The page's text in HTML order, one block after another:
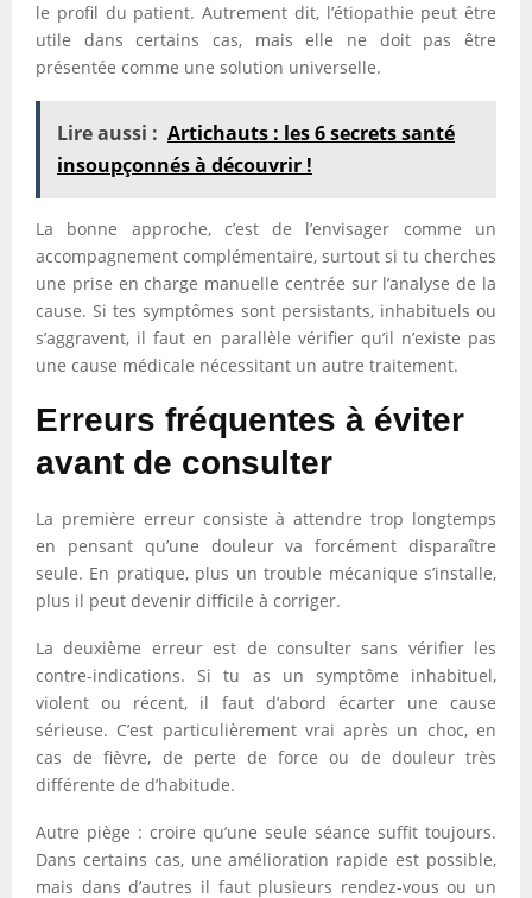
le profil du patient. Autrement dit, l’étiopathie peut être
utile dans certains cas, mais elle ne doit pas être
présentée comme une solution universelle.
Lire aussi : Artichauts : les 6 secrets santé
insoupçonnés à découvrir !
La bonne approche, c’est de l’envisager comme un
accompagnement complémentaire, surtout si tu cherches
une prise en charge manuelle centrée sur l’analyse de la
cause. Si tes symptômes sont persistants, inhabituels ou
s’aggravent, il faut en parallèle vérifier qu’il n’existe pas
une cause médicale nécessitant un autre traitement.
Erreurs fréquentes à éviter
avant de consulter
La première erreur consiste à attendre trop longtemps
en pensant qu’une douleur va forcément disparaître
seule. En pratique, plus un trouble mécanique s’installe,
plus il peut devenir difficile à corriger.
La deuxième erreur est de consulter sans vérifier les
contre-indications. Si tu as un symptôme inhabituel,
violent ou récent, il faut d’abord écarter une cause
sérieuse. C’est particulièrement vrai après un choc, en
cas de fièvre, de perte de force ou de douleur très
différente de d’habitude.
Autre piège : croire qu’une seule séance suffit toujours.
Dans certains cas, une amélioration rapide est possible,
mais dans d’autres il faut plusieurs rendez-vous ou un